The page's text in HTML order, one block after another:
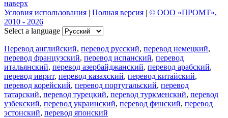
наверх
Условия использования | Полная версия | © ООО «ПРОМТ»,
2010 - 2026
Select a language
Перевод английский, перевод русский, перевод немецкий,
перевод французский, перевод испанский, перевод
итальянский, перевод азербайджанский, перевод арабский,
перевод иврит, перевод казахский, перевод китайский,
перевод корейский, перевод португальский, перевод
татарский, перевод турецкий, перевод туркменский, перевод
узбекский, перевод украинский, перевод финский, перевод
эстонский, перевод японский